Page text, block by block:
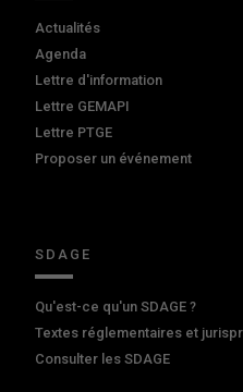
Actualités
Agenda
Lettre d'information
Lettre GEMAPI
Lettre PTGE
Proposer un événement
SDAGE
Qu'est-ce qu'un SDAGE ?
Textes réglementaires et
Consulter les SDAGE